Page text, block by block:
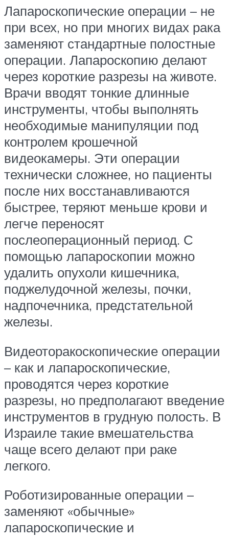
Лапароскопические операции – не
при всех, но при многих видах рака
заменяют стандартные полостные
операции. Лапароскопию делают
через короткие разрезы на животе.
Врачи вводят тонкие длинные
инструменты, чтобы выполнять
необходимые манипуляции под
контролем крошечной
видеокамеры. Эти операции
технически сложнее, но пациенты
после них восстанавливаются
быстрее, теряют меньше крови и
легче переносят
послеоперационный период. С
помощью лапароскопии можно
удалить опухоли кишечника,
поджелудочной железы, почки,
надпочечника, предстательной
железы.
Видеоторакоскопические операции
– как и лапароскопические,
проводятся через короткие
разрезы, но предполагают введение
инструментов в грудную полость. В
Израиле такие вмешательства
чаще всего делают при раке
легкого.
Роботизированные операции –
заменяют «обычные»
лапароскопические и